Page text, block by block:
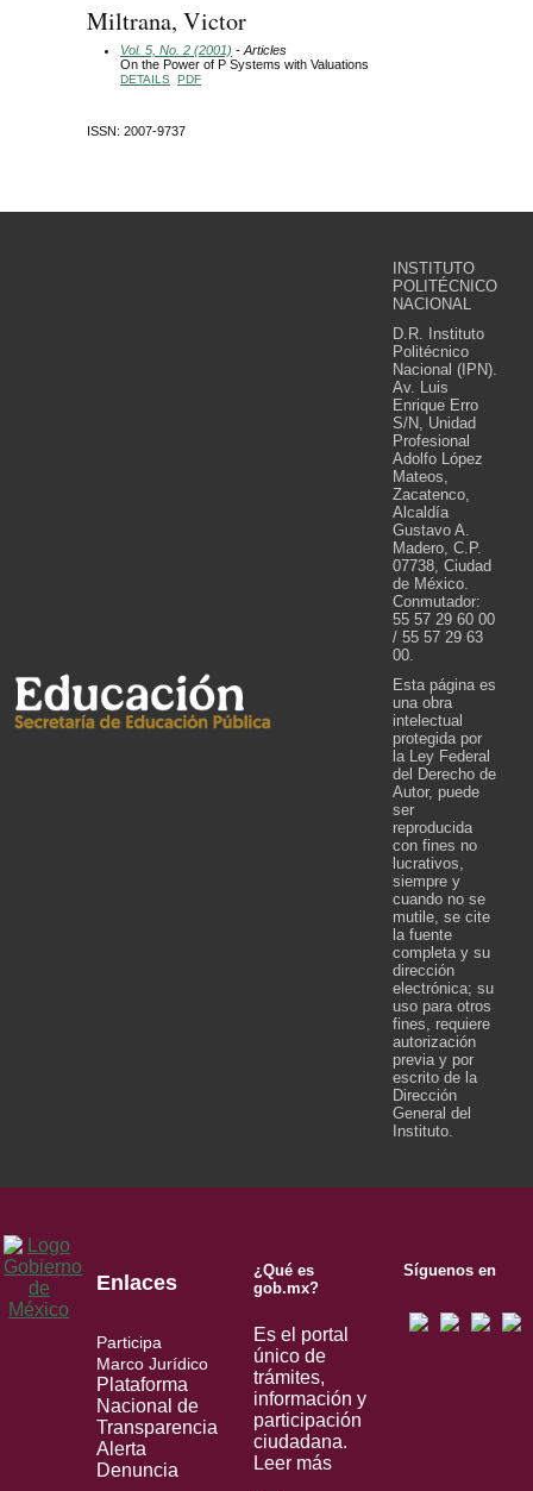
Miltrana, Victor
Vol. 5, No. 2 (2001) - Articles
On the Power of P Systems with Valuations
DETAILS PDF
ISSN: 2007-9737
INSTITUTO
POLITÉCNICO
NACIONAL
D.R. Instituto
Politécnico
Nacional (IPN).
Av. Luis
Enrique Erro
S/N, Unidad
Profesional
Adolfo López
Mateos,
Zacatenco,
Alcaldía
Gustavo A.
Madero, C.P.
07738, Ciudad
de México.
Conmutador:
55 57 29 60 00
/ 55 57 29 63
00.
Esta página es
una obra
intelectual
protegida por
la Ley Federal
del Derecho de
Autor, puede
ser
reproducida
con fines no
lucrativos,
siempre y
cuando no se
mutile, se cite
la fuente
completa y su
dirección
electrónica; su
uso para otros
fines, requiere
autorización
previa y por
escrito de la
Dirección
General del
Instituto.
Enlaces
Participa
Marco Jurídico
Plataforma
Nacional de
Transparencia
Alerta
Denuncia
¿Qué es
gob.mx?
Es el portal
único de
trámites,
información y
participación
ciudadana.
Leer más
Síguenos en